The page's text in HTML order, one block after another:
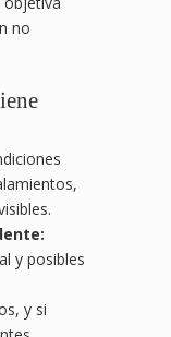
no
y posibles
y si